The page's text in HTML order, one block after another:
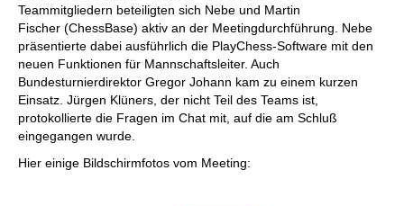
Teammitgliedern beteiligten sich Nebe und Martin
Fischer (ChessBase) aktiv an der Meetingdurchführung. Nebe
präsentierte dabei ausführlich die PlayChess-Software mit den
neuen Funktionen für Mannschaftsleiter. Auch
Bundesturnierdirektor Gregor Johann kam zu einem kurzen
Einsatz. Jürgen Klüners, der nicht Teil des Teams ist,
protokollierte die Fragen im Chat mit, auf die am Schluß
eingegangen wurde.
Hier einige Bildschirmfotos vom Meeting: